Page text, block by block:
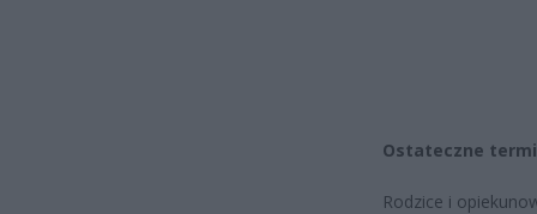
Ostateczne
Rodzice i